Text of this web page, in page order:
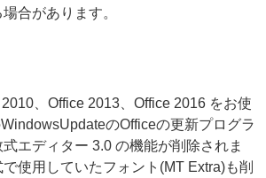
合があります。
、 Office 2013、 Office 2016 をお使
のOfficeの更新プログラ
エディター 3.0 の機能が削除されま
使用していたフォント(MT Extra)も削